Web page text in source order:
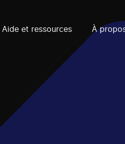
Aide et ressources À